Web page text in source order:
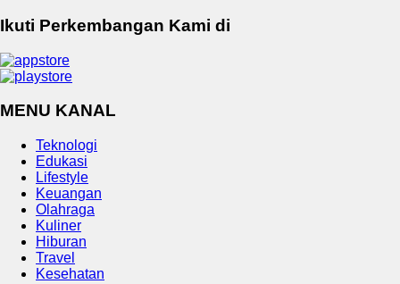
Ikuti Perkembangan Kami di
MENU KANAL
Teknologi
Edukasi
Lifestyle
Keuangan
Olahraga
Kuliner
Hiburan
Travel
Kesehatan